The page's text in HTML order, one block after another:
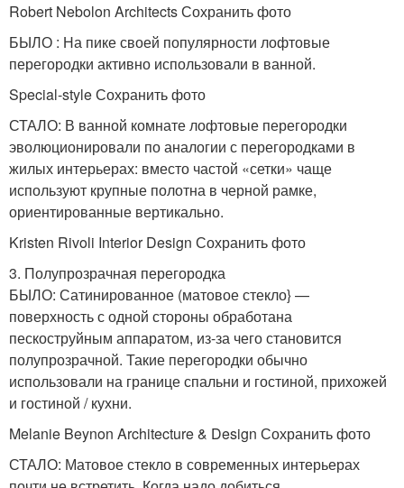
Robert Nebolon Architects Сохранить фото
БЫЛО : На пике своей популярности лофтовые
перегородки активно использовали в ванной.
Special-style Сохранить фото
СТАЛО: В ванной комнате лофтовые перегородки
эволюционировали по аналогии с перегородками в
жилых интерьерах: вместо частой «сетки» чаще
используют крупные полотна в черной рамке,
ориентированные вертикально.
Kristen Rivoli Interior Design Сохранить фото
3. Полупрозрачная перегородка
БЫЛО: Сатинированное (матовое стекло} —
поверхность с одной стороны обработана
пескоструйным аппаратом, из-за чего становится
полупрозрачной. Такие перегородки обычно
использовали на границе спальни и гостиной, прихожей
и гостиной / кухни.
Melanie Beynon Architecture & Design Сохранить фото
СТАЛО: Матовое стекло в современных интерьерах